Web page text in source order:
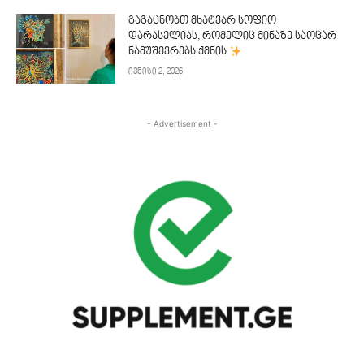
გაგაცნობთ მხატვარ სოფიო
დარასელიას, რომელიც მინაზე საოცარ
ნამუშევრებს ქმნის
ივნისი 2, 2026
- Advertisement -